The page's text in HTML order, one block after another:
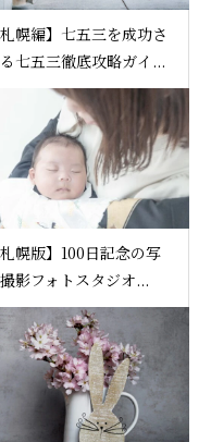
札幌編】七五三を成功さ
七五三徹底攻略ガイ...
札幌版】100日記念の写
影フォトスタジオ...